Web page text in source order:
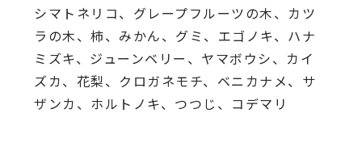
シマトネリコ、 グレープフルーツの木、カツ
ラの木、柿、みかん、グミ、 エゴノキ、ハナ
ミズキ、ジューンベリー、ヤマボウシ、カイ
ズカ、 花梨、クロガネモチ、ベニカナメ、サ
ザンカ、ホルトノキ、 つつじ、コデマリ